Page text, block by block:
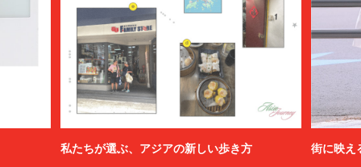
私たちが選ぶ、アジアの新しい歩き方 街に映え